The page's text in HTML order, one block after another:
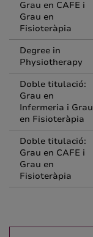
Grau en CAFE i
Grau en
Fisioteràpia
Degree in
Physiotherapy
Doble titulació:
Grau en
Infermeria i Grau
en Fisioteràpia
Doble titulació:
Grau en CAFE i
Grau en
Fisioteràpia